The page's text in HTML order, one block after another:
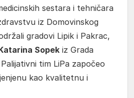
sestara i tehničara
iz Domovinskog
gradovi Lipik i Pakrac,
Sopek iz Grada
tim LiPa započeo
kao kvalitetnu i